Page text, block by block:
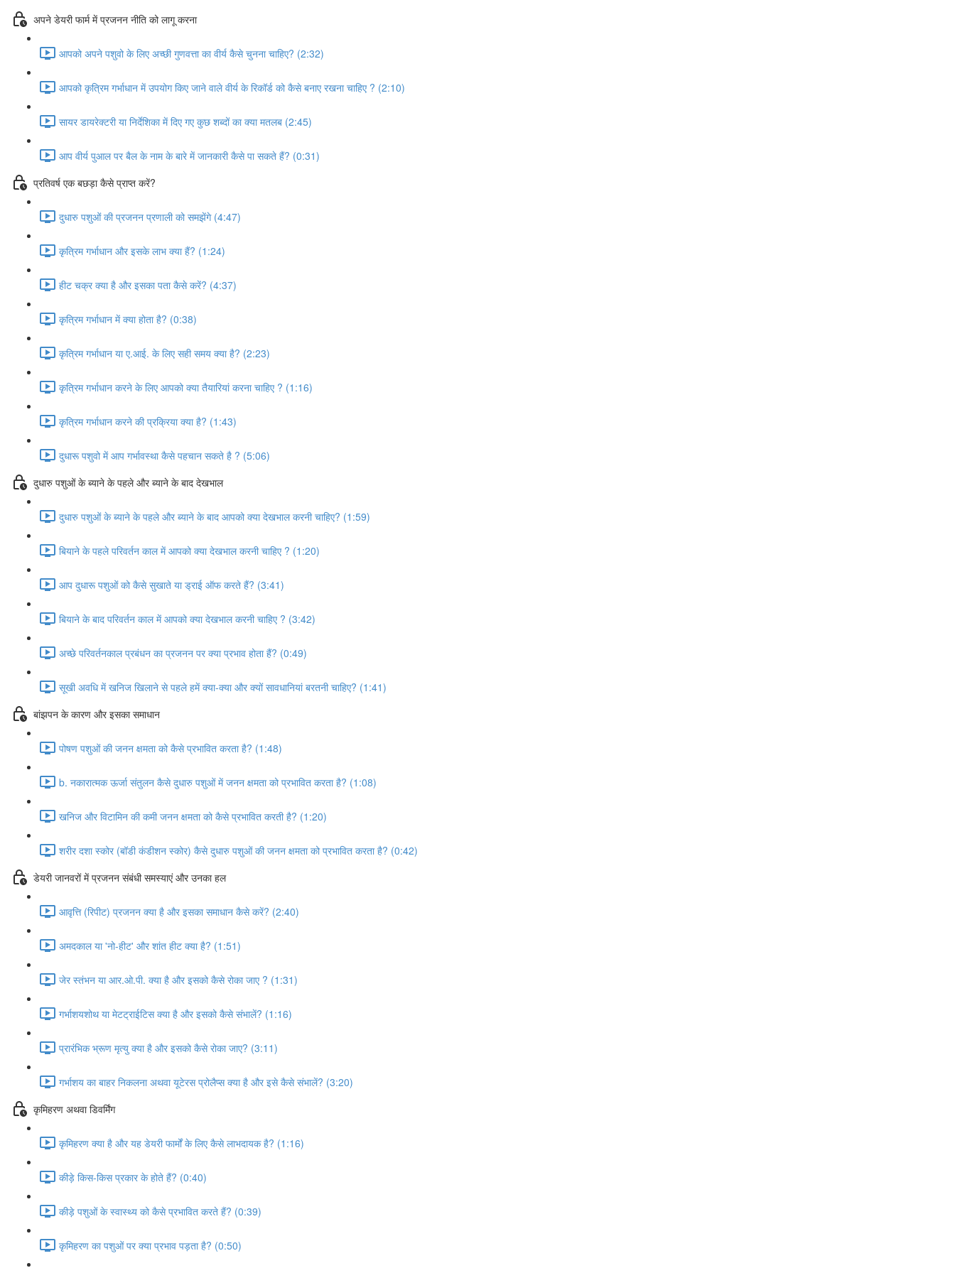
अपने डेयरी फार्म में प्रजनन नीति को लागू करना
आपको अपने पशुवो के लिए अच्छी गुणवत्ता का वीर्य कैसे चुनना चाहिए? (2:32)
आपको कृत्रिम गर्भाधान में उपयोग किए जाने वाले वीर्य के रिकॉर्ड को कैसे बनाए रखना चाहिए ? (2:10)
सायर डायरेक्टरी या निर्देशिका में दिए गए कुछ शब्दों का क्या मतलब (2:45)
आप वीर्य पुआल पर बैल के नाम के बारे में जानकारी कैसे पा सकते हैं? (0:31)
प्रतिवर्ष एक बछड़ा कैसे प्राप्त करें?
दुधारु पशुओं की प्रजनन प्रणाली को समझेंगे (4:47)
कृत्रिम गर्भाधान और इसके लाभ क्या हैं? (1:24)
हीट चक्र क्या है और इसका पता कैसे करें? (4:37)
कृत्रिम गर्भाधान में क्या होता है? (0:38)
कृत्रिम गर्भाधान या ए.आई. के लिए सही समय क्या है? (2:23)
कृत्रिम गर्भाधान करने के लिए आपको क्या तैयारियां करना चाहिए ? (1:16)
कृत्रिम गर्भाधान करने की प्रक्रिया क्या है? (1:43)
दुधारू पशुवो में आप गर्भावस्था कैसे पहचान सकते है ? (5:06)
दुधारु पशुओं के ब्याने के पहले और ब्याने के बाद देखभाल
दुधारु पशुओं के ब्याने के पहले और ब्याने के बाद आपको क्या देखभाल करनी चाहिए? (1:59)
बियाने के पहले परिवर्तन काल में आपको क्या देखभाल करनी चाहिए ? (1:20)
आप दुधारू पशुओं को कैसे सुखाते या ड्राई ऑफ करते हैं? (3:41)
बियाने के बाद परिवर्तन काल में आपको क्या देखभाल करनी चाहिए ? (3:42)
अच्छे परिवर्तनकाल प्रबंधन का प्रजनन पर क्या प्रभाव होता हैं? (0:49)
सूखी अवधि में खनिज खिलाने से पहले हमें क्या-क्या और क्यों सावधानियां बरतनी चाहिए? (1:41)
बांझपन के कारण और इसका समाधान
पोषण पशुओं की जनन क्षमता को कैसे प्रभावित करता है? (1:48)
b. नकारात्मक ऊर्जा संतुलन कैसे दुधारु पशुओं में जनन क्षमता को प्रभावित करता है? (1:08)
खनिज और विटामिन की कमी जनन क्षमता को कैसे प्रभावित करती है? (1:20)
शरीर दशा स्कोर (बॉडी कंडीशन स्कोर) कैसे दुधारु पशुओं की जनन क्षमता को प्रभावित करता है? (0:42)
डेयरी जानवरों में प्रजनन संबंधी समस्याएं और उनका हल
आवृत्ति (रिपीट) प्रजनन क्या है और इसका समाधान कैसे करें? (2:40)
अमदकाल या 'नो-हीट' और शांत हीट क्या है? (1:51)
जेर स्तंभन या आर.ओ.पी. क्या है और इसको कैसे रोका जाए ? (1:31)
गर्भाशयशोथ या मेटट्राईटिस क्या है और इसको कैसे संभालें? (1:16)
प्रारंभिक भ्रूण मृत्यु क्या है और इसको कैसे रोका जाए? (3:11)
गर्भाशय का बाहर निकलना अथवा यूटेरस प्रोलैप्स क्या है और इसे कैसे संभालें? (3:20)
कृमिहरण अथवा डिवर्मिंग
कृमिहरण क्या है और यह डेयरी फार्मों के लिए कैसे लाभदायक है? (1:16)
कीड़े किस-किस प्रकार के होते हैं? (0:40)
कीड़े पशुओं के स्वास्थ्य को कैसे प्रभावित करते हैं? (0:39)
कृमिहरण का पशुओं पर क्या प्रभाव पड़ता है? (0:50)